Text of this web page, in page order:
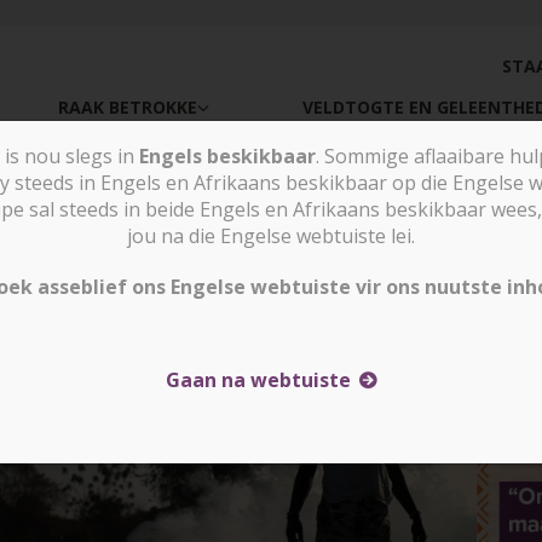
RAAK BETROKKE VELDTOGTE EN
nou slegs in Engels beskikbaar. Sommige aflaaibare
steeds in Engels en Afrikaans beskikbaar op die Engelse
sal steeds in beide Engels en Afrikaans beskikbaar
jou na die Engelse webtuiste lei.
asseblief ons Engelse webtuiste vir ons nuutste
Gaan na webtuiste